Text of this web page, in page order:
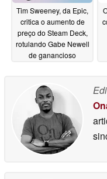
Tim Sweeney, da Epic,
critica o aumento de
preço do Steam Deck,
rotulando Gabe Newell
de ganancioso